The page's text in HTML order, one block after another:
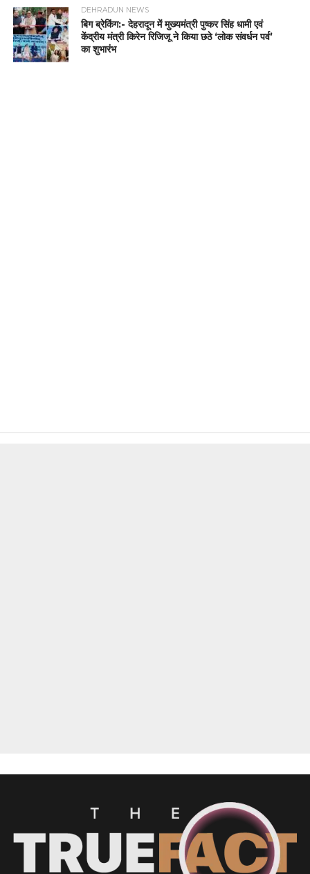
DEHRADUN NEWS
बिग ब्रेकिंग:- देहरादून में मुख्यमंत्री पुष्कर सिंह धामी एवं
केंद्रीय मंत्री किरेन रिजिजू ने किया छठे ‘लोक संवर्धन पर्व’
का शुभारंभ